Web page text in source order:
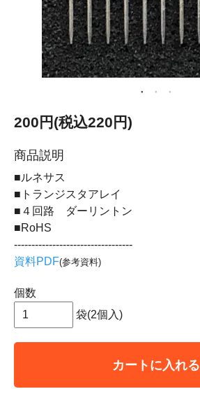
200円(税込220円)
商品説明
■ルネサス
■トランジスタアレイ
■４回路 ダーリントン
■RoHS
----------------------------------
資料PDF(参考資料)
個数
袋(2個入)
カートに入れる